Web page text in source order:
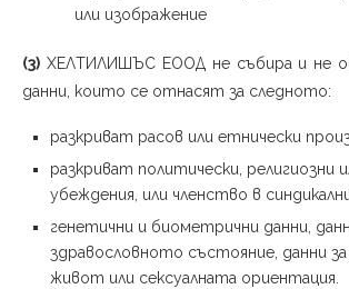
или изображение
(3) ХЕЛТИЛИШЪС ЕООД не събира и не
данни, които се отнасят за следното:
разкриват расов или етнически
разкриват политически, религиозни
убеждения, или членство в
генетични и биометрични данни,
здравословното състояние, данни за
живот или сексуалната ориентация.